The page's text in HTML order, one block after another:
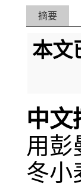
摘要
本文
中文
用彭
冬小